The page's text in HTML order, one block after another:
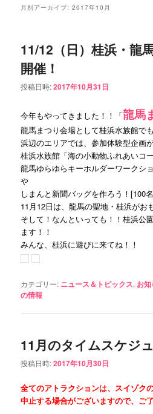
ン
テ
ツ
へ
動
テ
ン
へ
移
月別アーカイブ:2017年10月
11/12（日）桂浜・龍
開催！
投稿日時:2017年10月31日
今年もやってきました！！「龍馬
龍馬まつり会場として桂浜水族館で
浜辺のエリアでは、参加体験型企画
桂浜水族館「海の小動物ふれあいコ
龍馬ゆらゆらキーホルダーワークシ
や
しまんと新聞バッグを作ろう！[100
11月12日は、龍馬の聖地・桂浜がお
そして！なんといっても！！桂浜公
ます！！
みんな、桂浜に遊びに来てね！！
カテゴリー: ニュース＆トピックス, お
の情報
11月のタイムスケジ
投稿日時:2017年10月30日
全てのアトラクションは、スイゾク
中止する場合がございますので、ご